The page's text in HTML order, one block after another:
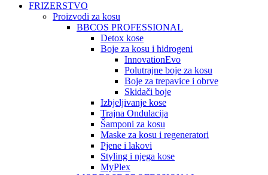
FRIZERSTVO
Proizvodi za kosu
BBCOS PROFESSIONAL
Detox kose
Boje za kosu i hidrogeni
InnovationEvo
Polutrajne boje za kosu
Boje za trepavice i obrve
Skidači boje
Izbjeljivanje kose
Trajna Ondulacija
Šamponi za kosu
Maske za kosu i regeneratori
Pjene i lakovi
Styling i njega kose
MyPlex